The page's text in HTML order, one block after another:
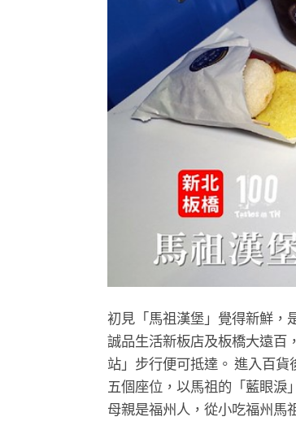
初見「馬祖漢堡」覺得新鮮，
誠品生活新板店及板橋大遠百
站」步行便可抵達。 進入百
五個座位，以馬祖的「藍眼淚
母親是福州人，從小吃福州